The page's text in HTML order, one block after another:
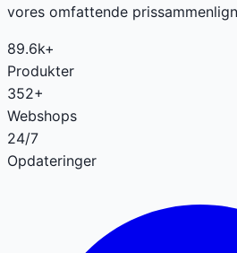
vores omfattende
89.6k+
Produkter
352+
Webshops
24/7
Opdateringer